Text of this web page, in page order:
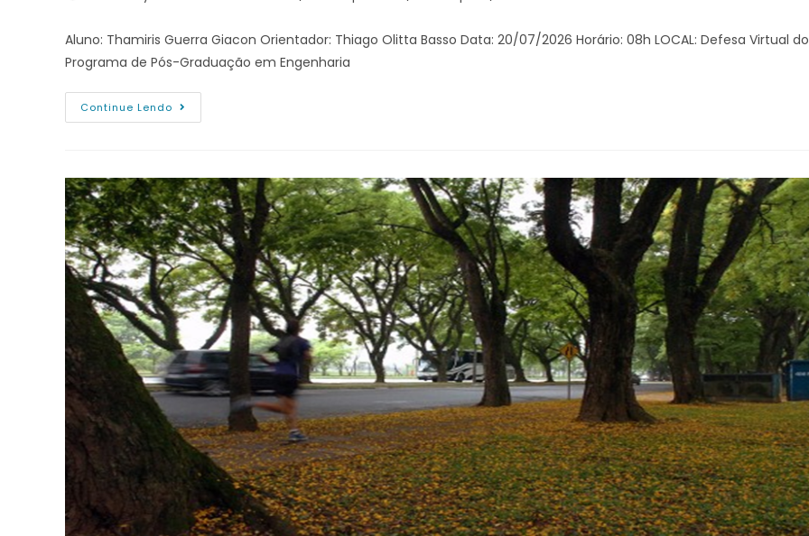
Aluno: Thamiris Guerra Giacon Orientador: Thiago Olitta Basso Data: 20/07/2026 Horário: 08h LOCAL: Defesa Virtual do
Programa de Pós-Graduação em Engenharia
Continue Lendo